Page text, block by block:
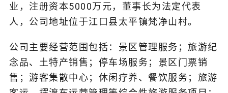
业，注册资本5000万元，董事长为法定代表
人，公司地址位于江口县太平镇梵净山村。
公司主要经营范围包括：景区管理服务；旅游纪
念品、土特产销售；停车场服务；景区门票销
售；游客集散中心；休闲疗养、餐饮服务；旅游